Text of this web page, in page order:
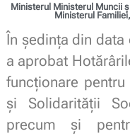
Ministerul Ministerul Muncii
Ministerul
În ședința din data
a aprobat
funcționare
și Solidarității
precum și